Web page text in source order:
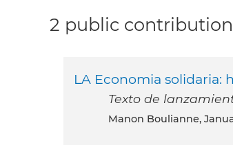
2 public
LA Economia solidaria:
Texto de
Manon Boulianne,